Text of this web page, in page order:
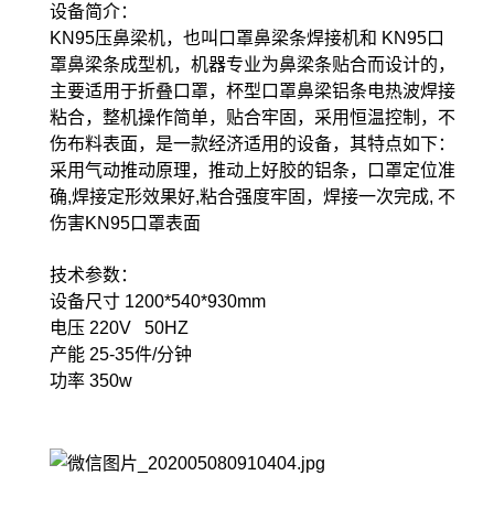
设备简介：
KN95压鼻梁机，也叫口罩鼻梁条焊接机和 KN95口
罩鼻梁条成型机，机器专业为鼻梁条贴合而设计的，
主要适用于折叠口罩，杯型口罩鼻梁铝条电热波焊接
粘合，整机操作简单，贴合牢固，采用恒温控制，不
伤布料表面，是一款经济适用的设备，其特点如下：
采用气动推动原理，推动上好胶的铝条，口罩定位准
确,焊接定形效果好,粘合强度牢固，焊接一次完成, 不
伤害KN95口罩表面
技术参数：
设备尺寸 1200*540*930mm
电压 220V 50HZ
产能 25-35件/分钟
功率 350w